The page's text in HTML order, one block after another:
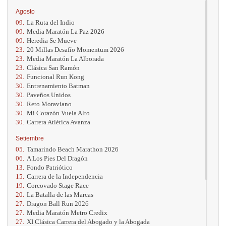
Agosto
09. La Ruta del Indio
09. Media Maratón La Paz 2026
09. Heredia Se Mueve
23. 20 Millas Desafío Momentum 2026
23. Media Maratón La Alborada
23. Clásica San Ramón
29. Funcional Run Kong
30. Entrenamiento Batman
30. Paveños Unidos
30. Reto Moraviano
30. Mi Corazón Vuela Alto
30. Carrera Atlética Avanza
Setiembre
05. Tamarindo Beach Marathon 2026
06.
A Los Pies Del Dragón
13. Fondo Patriótico
15. Carrera de la Independencia
19. Corcovado Stage Race
20. La Batalla de las Marcas
27. Dragon Ball Run 2026
27. Media Maratón Metro Credix
27.
XI Clásica Carrera del Abogado y la Abogada